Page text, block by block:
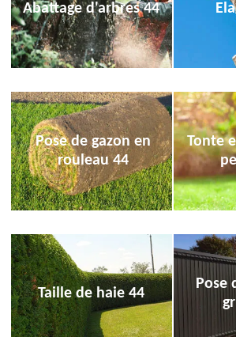
Abattage d'arbres 44
Pose de gazon en
rouleau 44
Tonte
Taille de haie 44
Pose